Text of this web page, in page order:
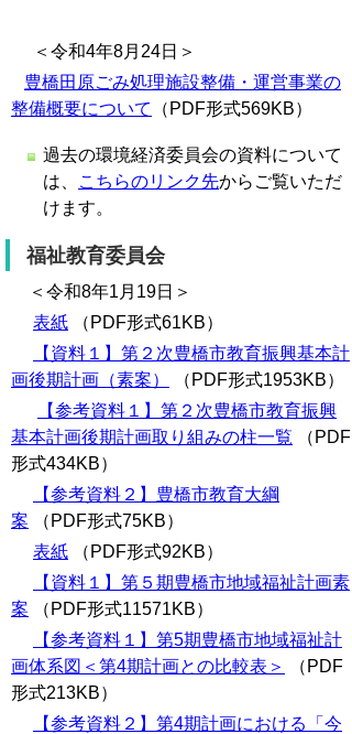
＜令和4年8月24日＞
豊橋田原ごみ処理施設整備・運営事業の
整備概要について
（PDF形式569KB）
過去の環境経済委員会の資料について
は、
こちらのリンク先からご覧いただ
けます。
福祉教育委員会
＜令和8年1月19日＞
表紙 （PDF形式61KB）
【資料１】第２次豊橋市教育振興基本計
画後期計画（素案）
（PDF形式1953KB）
【参考資料１】第２次豊橋市教育振興
基本計画後期計画取り組みの柱一覧 （PDF
形式434KB）
【参考資料２】豊橋市教育大綱
案 （PDF形式75KB）
表紙 （PDF形式92KB）
【資料１】第５期豊橋市地域福祉計画素
案 （PDF形式11571KB）
【参考資料１】第5期豊橋市地域福祉計
画体系図＜第4期計画との比較表＞
（PDF
形式213KB）
【参考資料２】第4期計画における「今